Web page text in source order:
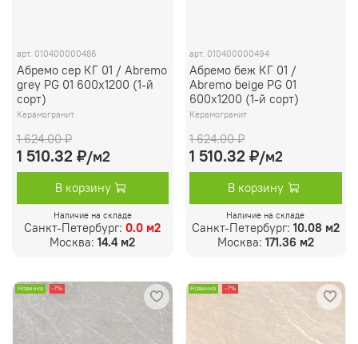
арт. 010400000486
Абремо сер КГ 01 / Abremo
grey PG 01 600х1200 (1-й
сорт)
Керамогранит
1 624.00 ₽
1 510.32 ₽/м2
В корзину
Наличие на складе
Санкт-Петербург:0.0 м2
Москва:14.4 м2
арт. 010400000494
Абремо беж КГ 01 /
Abremo beige PG 01
600х1200 (1-й сорт)
Керамогранит
1 624.00 ₽
1 510.32 ₽/м2
В корзину
Наличие на складе
Санкт-Петербург: 10.08 м2
Москва: 171.36 м2
Новинка -7% Новинка -7%